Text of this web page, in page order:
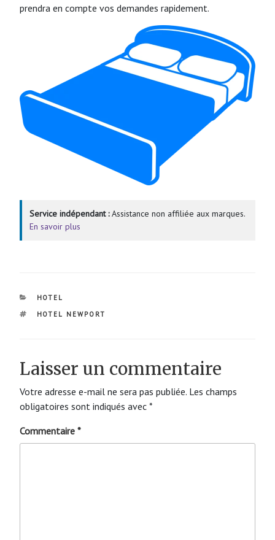
prendra en compte vos demandes rapidement.
Service indépendant :Assistance non affiliée aux marques.
En savoir plus
CATÉGORIES
HOTEL
ÉTIQUETTES
HOTEL NEWPORT
Laisser un commentaire
Votre adresse e-mail ne sera pas publiée. Les champs
obligatoires sont indiqués avec *
Commentaire *